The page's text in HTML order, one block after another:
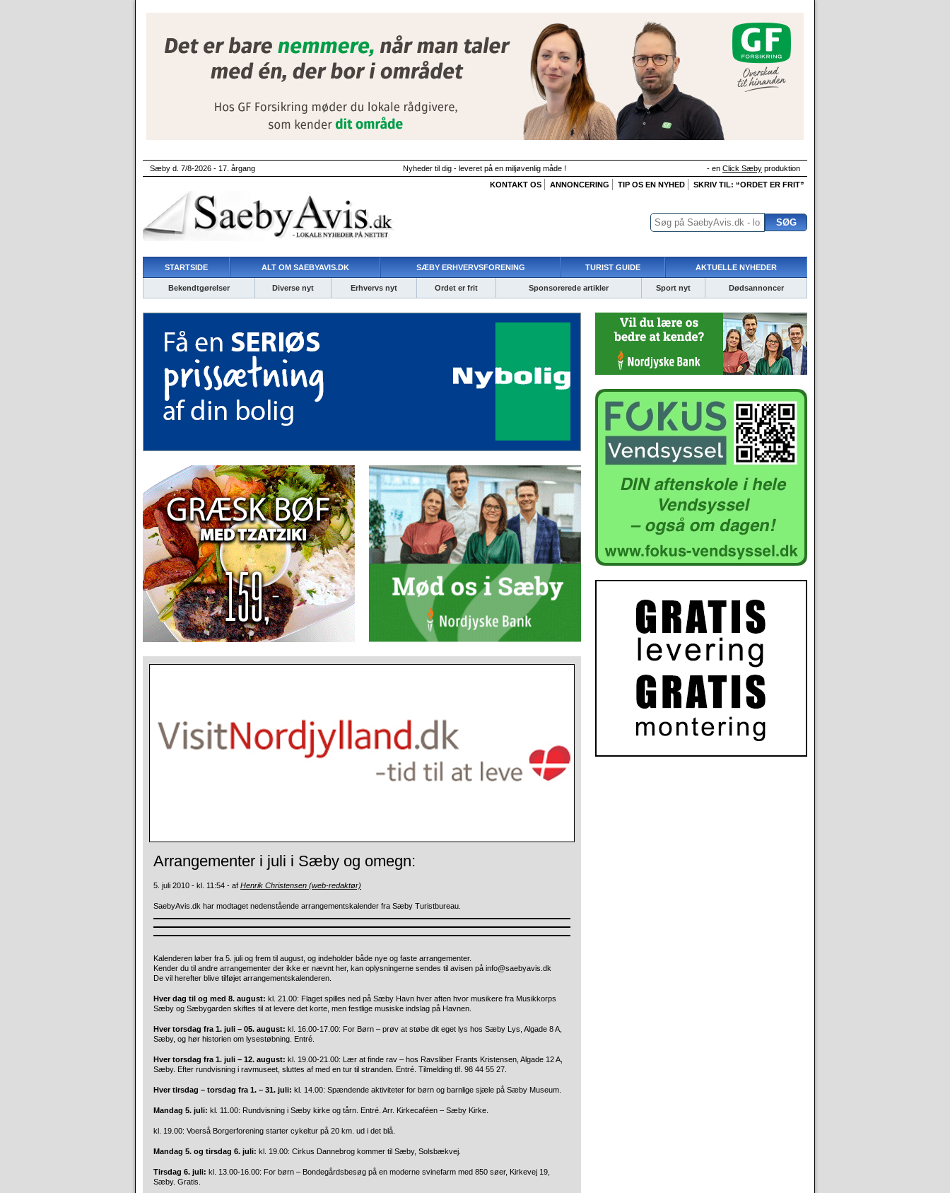
Sæby d. 7/8-2026 - 17. årgang Nyheder til dig - leveret på en miljøvenlig måde ! - en Click Sæby produktion
KONTAKT OS
ANNONCERING TIP OS EN NYHED SKRIV TIL: “ORDET ER FRIT”
STARTSIDE ALT OM SAEBYAVIS.DK SÆBY ERHVERVSFORENING TURIST GUIDE AKTUELLE NYHEDER
Bekendtgørelser Diverse nyt Erhvervs nyt Ordet er frit Sponsorerede artikler Sport nyt Dødsannoncer
Arrangementer i juli i Sæby og omegn:
5. juli 2010 - kl. 11:54 - af Henrik Christensen (web-redaktør)
SaebyAvis.dk har modtaget nedenstående arrangementskalender fra Sæby Turistbureau.
Kalenderen løber fra 5. juli og frem til august, og indeholder både nye og faste arrangementer.
Kender du til andre arrangementer der ikke er nævnt her, kan oplysningerne sendes til avisen på info@saebyavis.dk
De vil herefter blive tilføjet arrangementskalenderen.
Hver dag til og med 8. august: kl. 21.00: Flaget spilles ned på Sæby Havn hver aften hvor musikere fra Musikkorps
Sæby og Sæbygarden skiftes til at levere det korte, men festlige musiske indslag på Havnen.
Hver torsdag fra 1. juli – 05. august: kl. 16.00-17.00: For Børn – prøv at støbe dit eget lys hos Sæby Lys, Algade 8 A,
Sæby, og hør historien om lysestøbning. Entré.
Hver torsdag fra 1. juli – 12. august: kl. 19.00-21.00: Lær at finde rav – hos Ravsliber Frants Kristensen, Algade 12 A,
Sæby. Efter rundvisning i ravmuseet, sluttes af med en tur til stranden. Entré. Tilmelding tlf. 98 44 55 27.
Hver tirsdag – torsdag fra 1. – 31. juli: kl. 14.00: Spændende aktiviteter for børn og barnlige sjæle på Sæby Museum.
Mandag 5. juli: kl. 11.00: Rundvisning i Sæby kirke og tårn. Entré. Arr. Kirkecaféen – Sæby Kirke.
kl. 19.00: Voerså Borgerforening starter cykeltur på 20 km. ud i det blå.
Mandag 5. og tirsdag 6. juli: kl. 19.00: Cirkus Dannebrog kommer til Sæby, Solsbækvej.
Tirsdag 6. juli: kl. 13.00-16.00: For børn – Bondegårdsbesøg på en moderne svinefarm med 850 søer, Kirkevej 19,
Sæby. Gratis.